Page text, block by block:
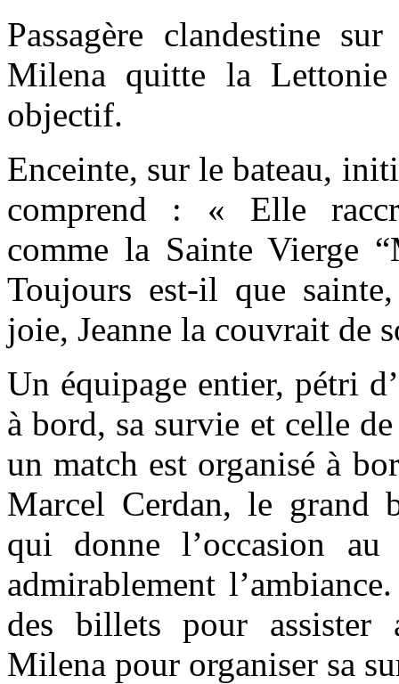
Passagère clandestine
Milena quitte la
objectif.
Enceinte, sur le bateau,
comprend : « Elle
comme la Sainte Vierge
Toujours est-il que
joie, Jeanne la couvrait de
Un équipage entier, pétri
à bord, sa survie et celle
un match est organisé à
Marcel Cerdan, le grand
qui donne l’occasion au
admirablement
des billets pour
Milena pour organiser sa